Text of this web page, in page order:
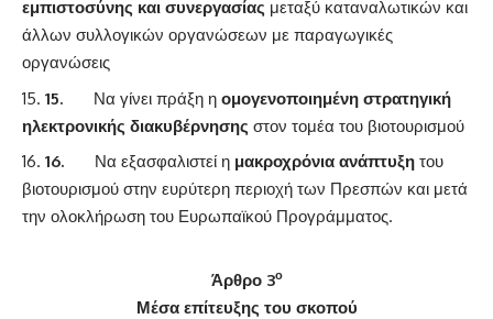
εμπιστοσύνης και συνεργασίας μεταξύ καταναλωτικών και
άλλων συλλογικών οργανώσεων με παραγωγικές
οργανώσεις
15. Να γίνει πράξη η ομογενοποιημένη στρατηγική
ηλεκτρονικής διακυβέρνησης στον τομέα του βιοτουρισμού
16. Να εξασφαλιστεί η μακροχρόνια ανάπτυξη του
βιοτουρισμού στην ευρύτερη περιοχή των Πρεσπών και μετά
την ολοκλήρωση του Ευρωπαϊκού Προγράμματος.
Άρθρο 3ο
Μέσα επίτευξης του σκοπού